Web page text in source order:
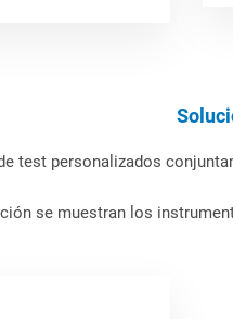
test personalizados
se muestran los